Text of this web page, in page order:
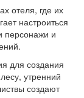
отеля, где их
настроиться
персонажи и
для создания
утренний
создают